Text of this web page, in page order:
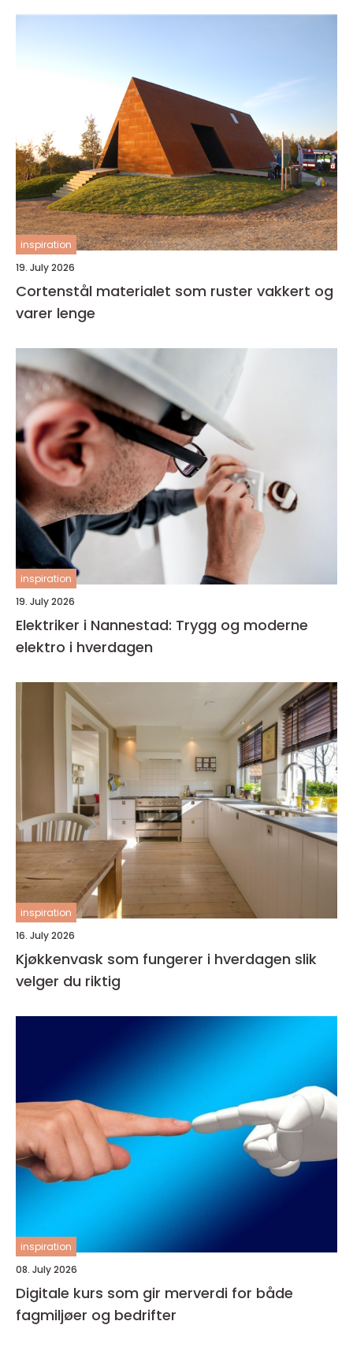
inspiration
19. July 2026
Cortenstål materialet som ruster vakkert og
varer lenge
inspiration
19. July 2026
Elektriker i Nannestad: Trygg og moderne
elektro i hverdagen
inspiration
16. July 2026
Kjøkkenvask som fungerer i hverdagen slik
velger du riktig
inspiration
08. July 2026
Digitale kurs som gir merverdi for både
fagmiljøer og bedrifter